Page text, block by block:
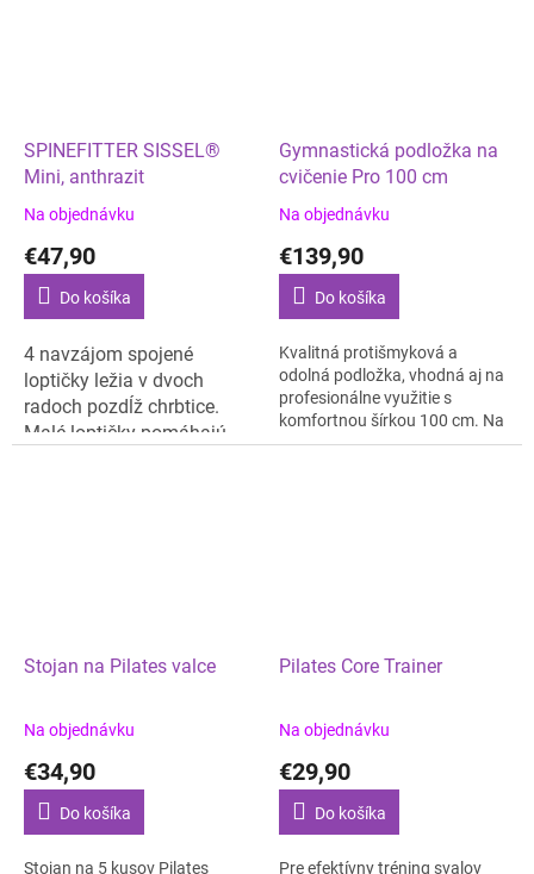
SPINEFITTER SISSEL®
Mini, anthrazit
Na objednávku
€47,90
Do košíka
4 navzájom spojené
loptičky ležia v dvoch
radoch pozdĺž chrbtice.
Malé loptičky pomáhajú
Gymnastická podložka na
cvičenie Pro 100 cm
Na objednávku
€139,90
Do košíka
Kvalitná protišmyková a
odolná podložka, vhodná aj na
profesionálne využitie s
komfortnou šírkou 100 cm. Na
Pilates, fitness, rehabilitáciu.
Stojan na Pilates valce
Na objednávku
€34,90
Do košíka
Stojan na 5 kusov Pilates
Pilates Core Trainer
Na objednávku
€29,90
Do košíka
Pre efektívny tréning svalov